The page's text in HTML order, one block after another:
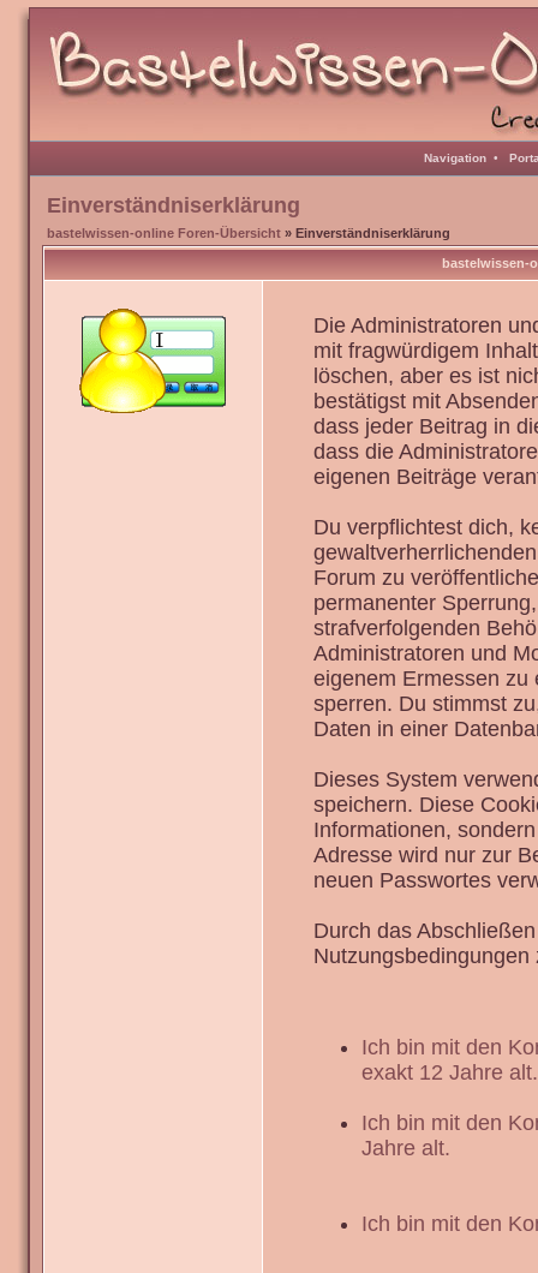
Navigation •
Einverständniserklärung
bastelwissen-online Foren-Übersicht » Einverständniserklärung
bastelwissen-
Die Administratoren
mit fragwürdigem
löschen, aber es ist
bestätigst mit
dass jeder Beitrag in
dass die
eigenen Beiträge
Du verpflichtest dich,
Forum zu
permanenter
strafverfolgenden
Administratoren und
eigenem Ermessen zu
sperren. Du stimmst
Daten in einer
Dieses System
speichern. Diese
Informationen,
Adresse wird nur zur
neuen Passwortes
Durch das
Nutzungsbedingungen
Ich bin mit den
exakt 12 Jahre alt.
Ich bin mit den
Jahre alt.
Ich bin mit den